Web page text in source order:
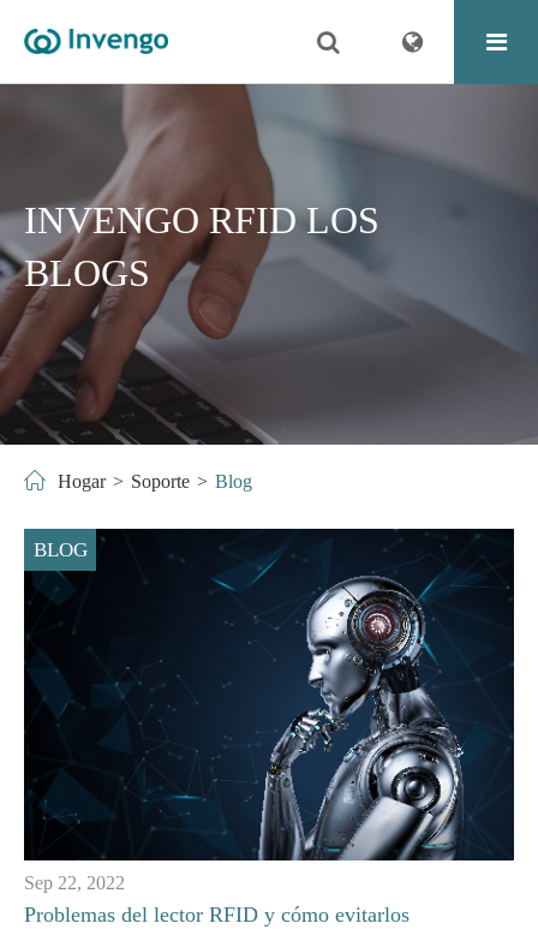
INVENGO RFID LOS
BLOGS
Hogar Soporte Blog
BLOG
Sep 22, 2022
Problemas del lector RFID y cómo evitarlos